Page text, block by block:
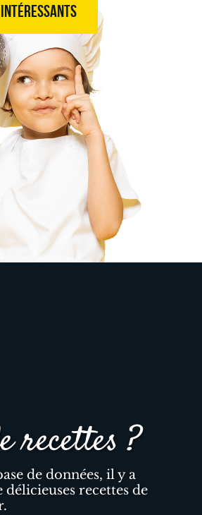
recettes ?
de données, il y a
délicieuses recettes de